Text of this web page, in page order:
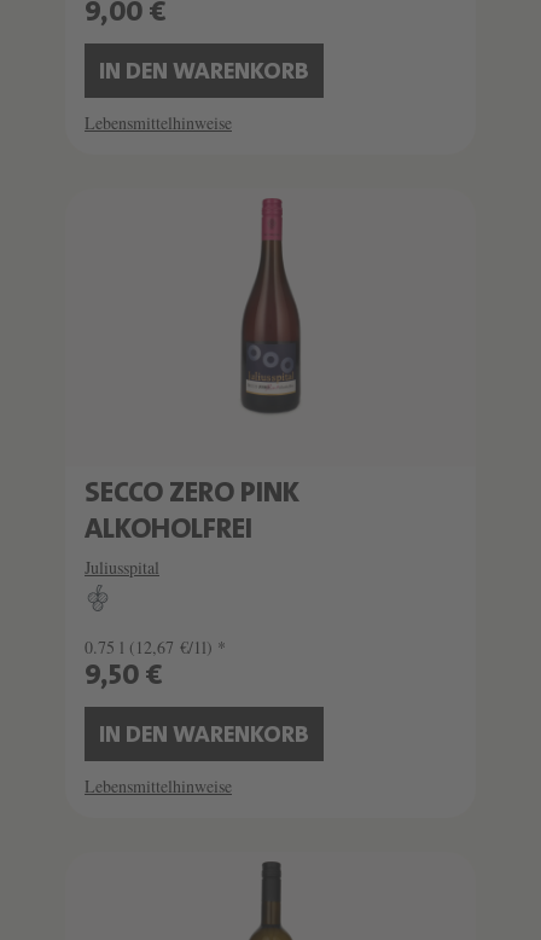
9,00 €
IN DEN WARENKORB
Lebensmittelhinweise
SECCO ZERO PINK
ALKOHOLFREI
Juliusspital
0.75 l (12,67 €/1l) *
9,50 €
IN DEN WARENKORB
Lebensmittelhinweise